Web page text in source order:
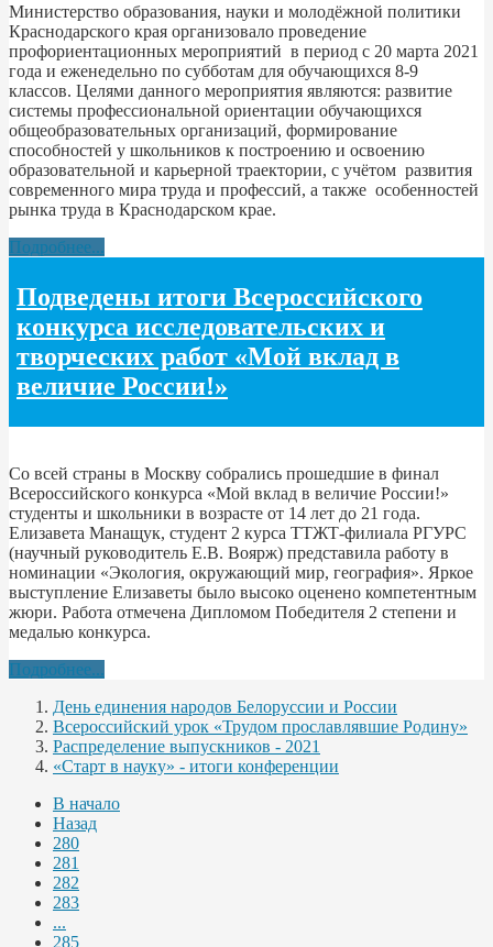
Министерство образования, науки и молодёжной политики
Краснодарского края организовало проведение
профориентационных мероприятий в период с 20 марта 2021
года и еженедельно по субботам для обучающихся 8-9
классов. Целями данного мероприятия являются: развитие
системы профессиональной ориентации обучающихся
общеобразовательных организаций, формирование
способностей у школьников к построению и освоению
образовательной и карьерной траектории, с учётом развития
современного мира труда и профессий, а также особенностей
рынка труда в Краснодарском крае.
Подробнее...
Подведены итоги Всероссийского
конкурса исследовательских и
творческих работ «Мой вклад в
величие России!»
Со всей страны в Москву собрались прошедшие в финал
Всероссийского конкурса «Мой вклад в величие России!»
студенты и школьники в возрасте от 14 лет до 21 года.
Елизавета Манащук, студент 2 курса ТТЖТ-филиала РГУРС
(научный руководитель Е.В. Воярж) представила работу в
номинации «Экология, окружающий мир, география». Яркое
выступление Елизаветы было высоко оценено компетентным
жюри. Работа отмечена Дипломом Победителя 2 степени и
медалью конкурса.
Подробнее...
День единения народов Белоруссии и России
Всероссийский урок «Трудом прославлявшие Родину»
Распределение выпускников - 2021
«Старт в науку» - итоги конференции
В начало
Назад
280
281
282
283
...
285